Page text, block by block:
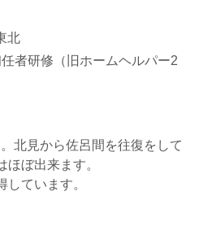
北
者研修（旧ホームヘルパー2
北見から佐呂間を往復をして
ぼ出来ます。
しています。